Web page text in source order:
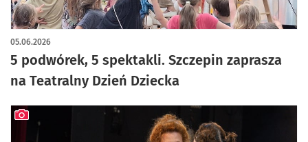
5 podwórek, 5 spektakli. Szczepin zaprasza
na Teatralny Dzień Dziecka
05.06.2026
artykuł z galerią zdjęć